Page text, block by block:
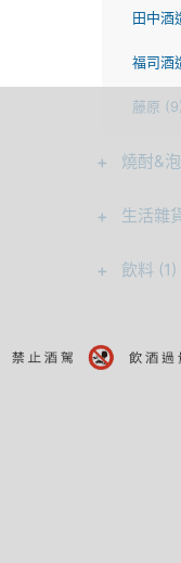
田中酒
福司酒
藤原 (9)
+ 燒酎&
+ 生活雜
+ 飲料 (1)